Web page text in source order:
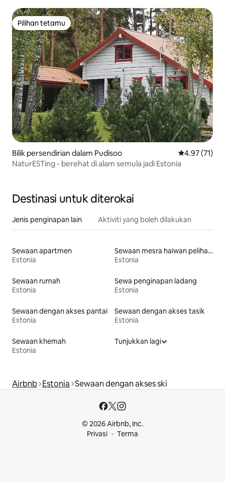
Pilihan tetamu
Pilihan tetamu
Bilik persendirian dalam Pudisoo Penarafan
4.97 (71)
NaturESTing - berehat di alam semula jadi Estonia
Destinasi untuk diterokai
Jenis penginapan lain Aktiviti yang boleh dilakukan
Sewaan apartmen
Estonia
Sewaan mesra haiwan peliharaan
Estonia
Sewaan rumah
Estonia
Sewa penginapan ladang
Estonia
Sewaan dengan akses pantai
Estonia
Sewaan dengan akses tasik
Estonia
Sewaan khemah
Estonia
Tunjukkan lagi
Airbnb Estonia Sewaan dengan akses ski
© 2026 Airbnb, Inc.
Privasi
Terma